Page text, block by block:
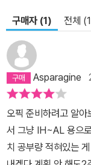
구매자 (1) 전체
Asparagine
오픽 준비하려고 알
서 그냥 IH~AL 용으
치 공부량 적혀있는